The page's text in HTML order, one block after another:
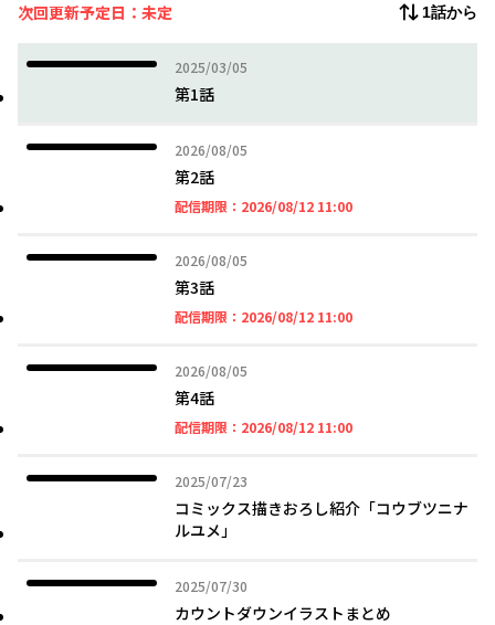
次回更新予定日：未定 1話から
2025/03/05
2025年03月05日
第1話
2026/08/05
2026年08月05日
第2話
配信期限： 2026/08/12 11:002026年08月12日 11時
2026/08/05
2026年08月05日
第3話
配信期限： 2026/08/12 11:002026年08月12日 11時
2026/08/05
2026年08月05日
第4話
配信期限： 2026/08/12 11:002026年08月12日 11時
2025/07/23
2025年07月23日
コミックス描きおろし紹介「コウブツニナ
ルユメ」
2025/07/30
2025年07月30日
カウントダウンイラストまとめ